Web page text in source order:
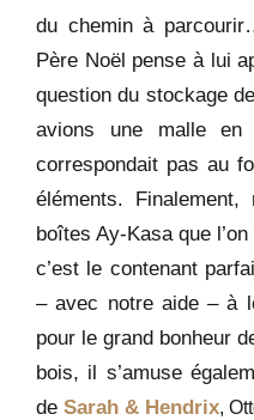
du chemin à
Père Noël pense à lui
question du stockage
avions une malle
correspondait pas au
éléments.
boîtes Ay-Kasa que
c’est le contenant
– avec notre aide – à
pour le grand bonheur
bois, il s’amuse
de Sarah & Hendrix,